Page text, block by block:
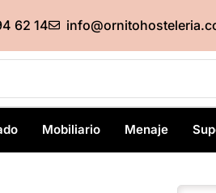
62 14
Mobiliario Menaje